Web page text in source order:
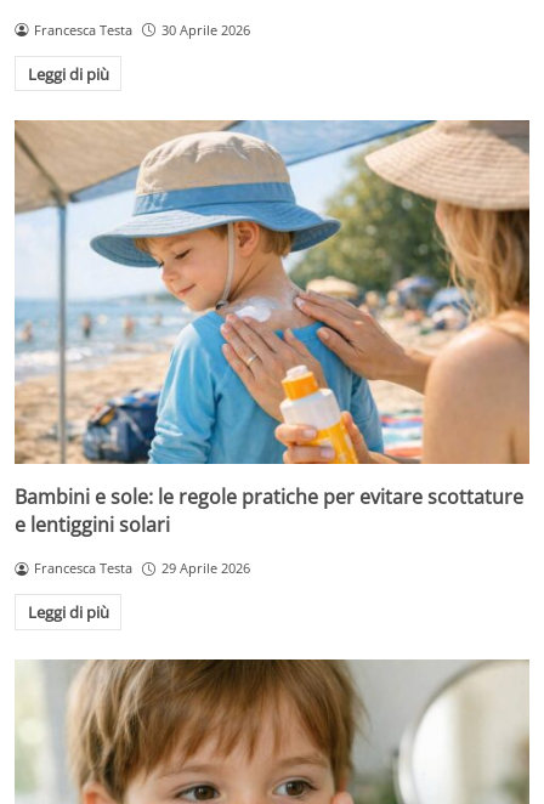
Francesca Testa 30 Aprile 2026
Leggi di più
Bambini e sole: le regole pratiche per evitare scottature
e lentiggini solari
Francesca Testa 29 Aprile 2026
Leggi di più